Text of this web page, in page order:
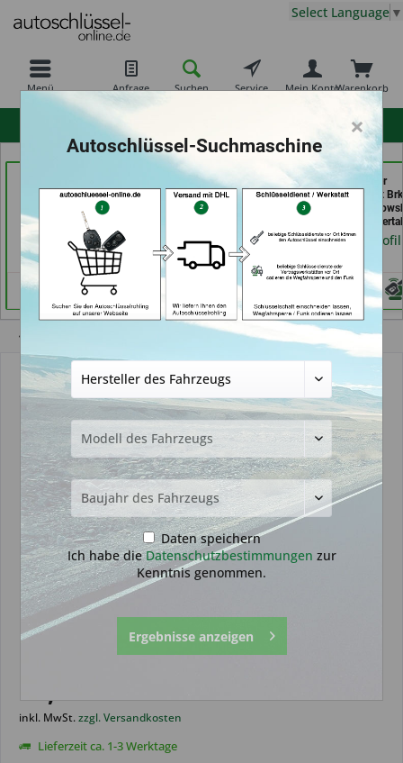
Menü Anfrage Suchen Service Warenkorb
Mein Konto
Select Language ▼
Gelsenkirchen)
Händlerprofil
Aba Schlüssel &
Sicherheitstechnik Güler
GmbH (in Karlsruhe)
Bergischer
Schlüsseldienst
Brkic &
GbR (in
Händlerprofil
Autoschlüsselgehäuse und Zubehör
Notschlüssel geeignet für BMW
(Aftermarket Produkt)
12,99 € *
inkl. MwSt.zzgl. Versandkosten
Lieferzeit ca. 1-3 Werktage
×
Autoschlüssel-Suchmaschine
Daten speichern
Ich habe dieDatenschutzbestimmungen zur
Kenntnis genommen.
Ergebnisse anzeigen